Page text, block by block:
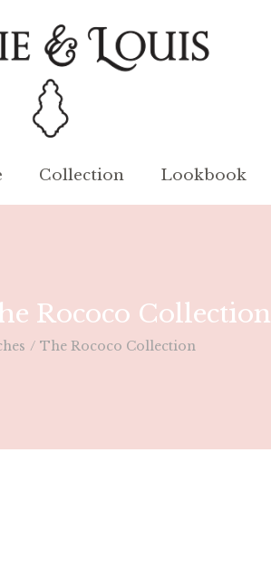
Collection Lookbook
Rococo Collection
/ The Rococo Collection